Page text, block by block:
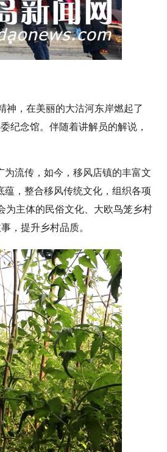
神，在美丽的大沽河东岸燃起了
纪念馆。伴随着讲解员的解说，
流传，如今，移风店镇的丰富文
蕴，整合移风传统文化，组织各项
为主体的民俗文化、大欧鸟笼乡村
，提升乡村品质。